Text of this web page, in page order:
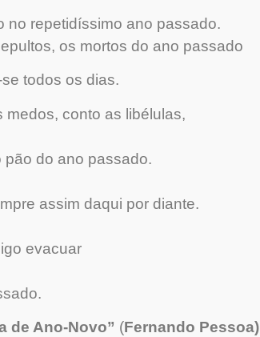
no repetidíssimo ano passado.
os mortos do ano passado
todos os dias.
medos, conto as libélulas,
pão do ano passado.
assim daqui por diante.
evacuar
de Ano-Novo” (Fernando Pessoa)